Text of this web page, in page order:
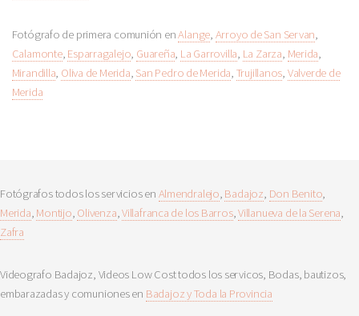
Fotógrafo de primera comunión enAlange, Arroyo de San Servan,
Calamonte, Esparragalejo, Guareña, La Garrovilla, La Zarza, Merida,
Mirandilla, Oliva de Merida, San Pedro de Merida, Trujillanos, Valverde de
Merida
Fotógrafos todos los servicios en Almendralejo, Badajoz, Don Benito,
Merida, Montijo, Olivenza,Villafranca de los Barros,Villanueva de la Serena,
Zafra
Videografo Badajoz, Videos Low Cost todos los servicos, Bodas, bautizos,
embarazadas y comuniones en Badajoz y Toda la Provincia